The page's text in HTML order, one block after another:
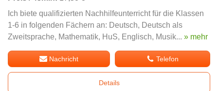
Ich biete qualifizierten Nachhilfeunterricht für die Klassen
1-6 in folgenden Fächern an: Deutsch, Deutsch als
Zweitsprache, Mathematik, HuS, Englisch, Musik... » mehr
Nachricht Telefon
Details